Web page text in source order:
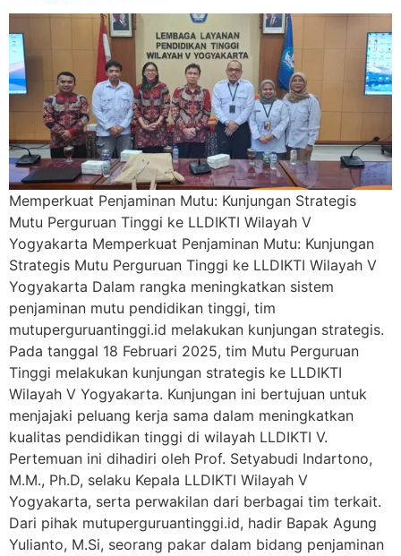
Memperkuat Penjaminan Mutu: Kunjungan Strategis
Mutu Perguruan Tinggi ke LLDIKTI Wilayah V
Yogyakarta Memperkuat Penjaminan Mutu: Kunjungan
Strategis Mutu Perguruan Tinggi ke LLDIKTI Wilayah V
Yogyakarta Dalam rangka meningkatkan sistem
penjaminan mutu pendidikan tinggi, tim
mutuperguruantinggi.id melakukan kunjungan strategis.
Pada tanggal 18 Februari 2025, tim Mutu Perguruan
Tinggi melakukan kunjungan strategis ke LLDIKTI
Wilayah V Yogyakarta. Kunjungan ini bertujuan untuk
menjajaki peluang kerja sama dalam meningkatkan
kualitas pendidikan tinggi di wilayah LLDIKTI V.
Pertemuan ini dihadiri oleh Prof. Setyabudi Indartono,
M.M., Ph.D, selaku Kepala LLDIKTI Wilayah V
Yogyakarta, serta perwakilan dari berbagai tim terkait.
Dari pihak mutuperguruantinggi.id, hadir Bapak Agung
Yulianto, M.Si, seorang pakar dalam bidang penjaminan